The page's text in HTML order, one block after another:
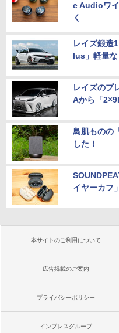
e Audioワ
く
レイズ鍛造
lus」軽量
レイズのプ
Aから「
鳥肌ものの
した！
イヤーカフ
本サイトのご利用について
広告掲載のご案内
プライバシーポリシー
インプレスグループ